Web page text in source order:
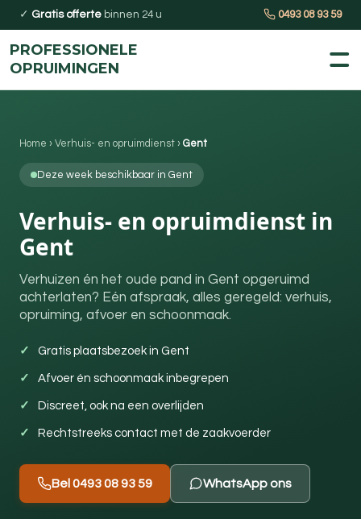
✓ Gratis offerte binnen 24 u 0493 08 93 59
PROFESSIONELE
OPRUIMINGEN
Home › Verhuis- en opruimdienst › Gent
Deze week beschikbaar in Gent
Verhuis- en opruimdienst in
Gent
Verhuizen én het oude pand in Gent opgeruimd
achterlaten? Eén afspraak, alles geregeld: verhuis,
opruiming, afvoer en schoonmaak.
Gratis plaatsbezoek in Gent
Afvoer én schoonmaak inbegrepen
Discreet, ook na een overlijden
Rechtstreeks contact met de zaakvoerder
Bel 0493 08 93 59 WhatsApp ons